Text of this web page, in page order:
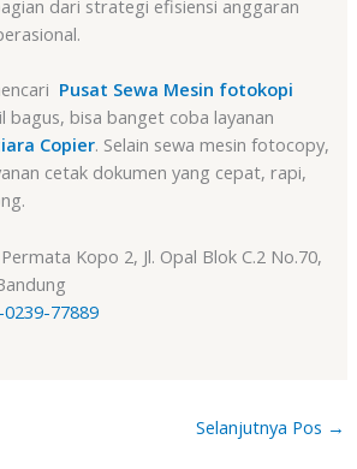
dari strategi efisiensi anggaran
Pusat Sewa Mesin fotokopi
bagus, bisa banget coba layanan
Copier. Selain sewa mesin fotocopy,
cetak dokumen yang cepat, rapi,
Kopo 2, Jl. Opal Blok C.2 No.70,
77889
Selanjutnya Pos →